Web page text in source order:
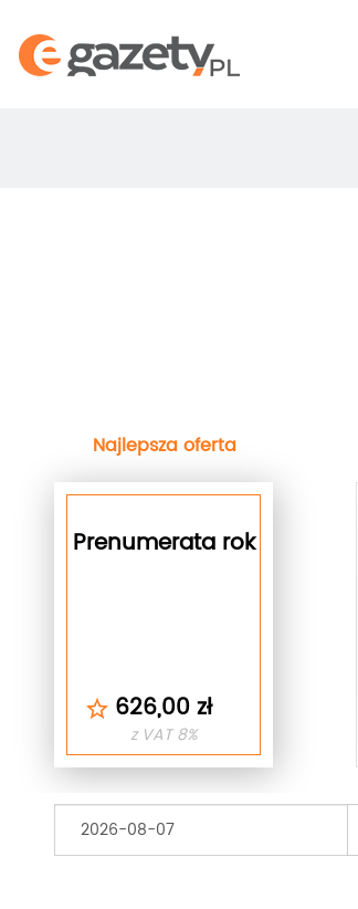
Najlepsza oferta
Prenumerata rok
626,00 zł
z VAT 8%